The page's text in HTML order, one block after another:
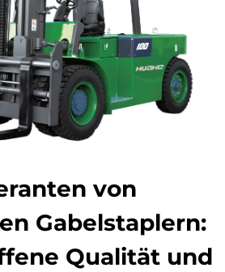
von
Gabelstaplern:
Qualität und